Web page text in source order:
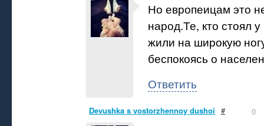
Но европеицам это
народ.Те, кто стоял
жили на широкую
беспокоясь о
Ответить
Devushka s vostorzhennoy dushoi # 0